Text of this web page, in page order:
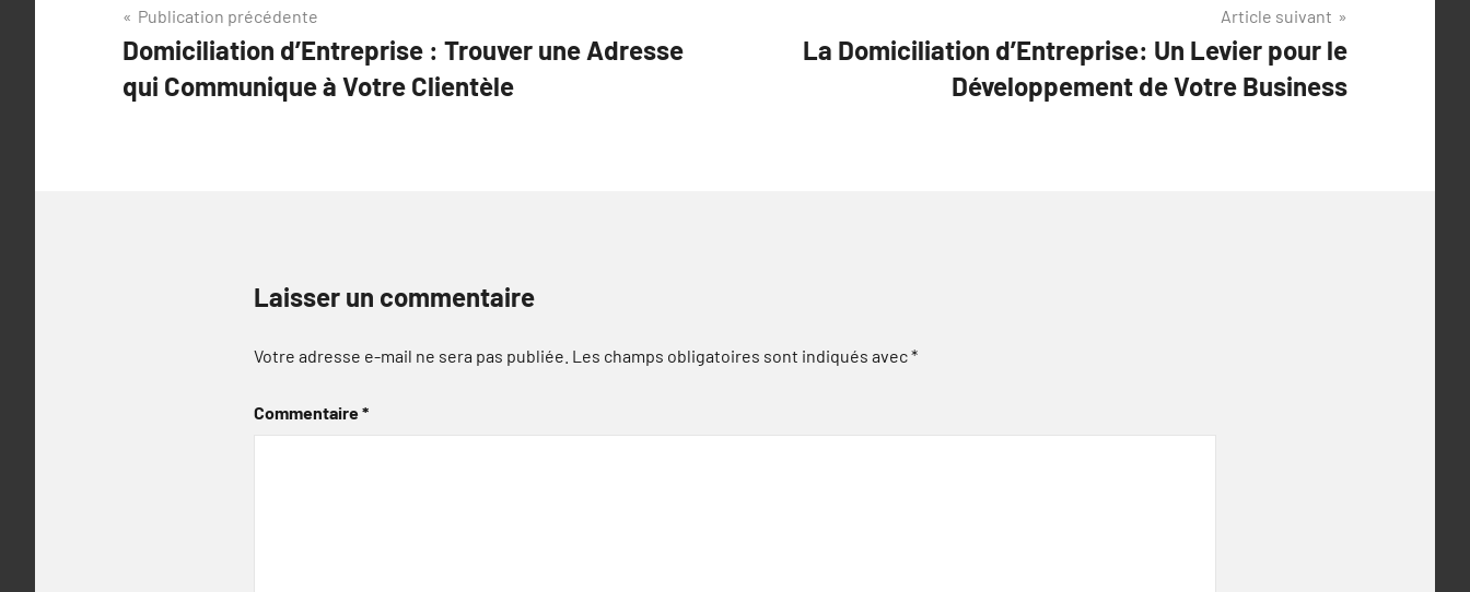
Navigation
de
l’article
Publication précédente
Domiciliation d’Entreprise : Trouver une Adresse
qui Communique à Votre Clientèle
Article suivant
La Domiciliation d’Entreprise: Un Levier pour le
Développement de Votre Business
Laisser un commentaire
Votre adresse e-mail ne sera pas publiée. Les champs obligatoires sont indiqués avec*
Commentaire*